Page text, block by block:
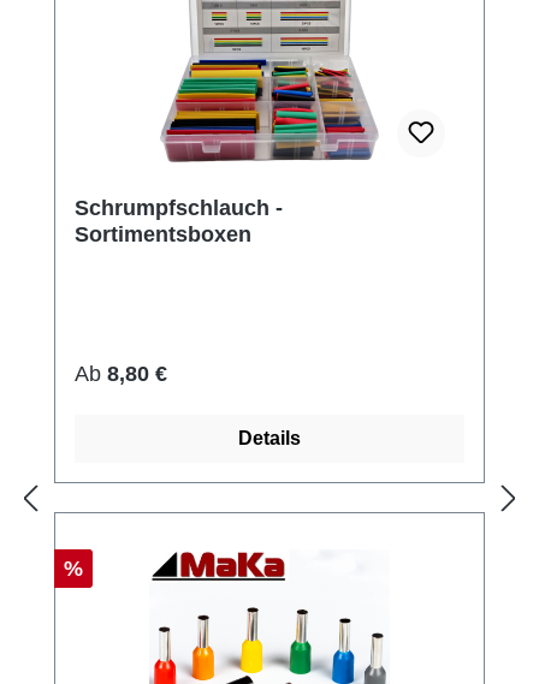
Schrumpfschlauch -
Sortimentsboxen
Regulärer Preis:
Ab 8,80 €
Details
Rabatt
%